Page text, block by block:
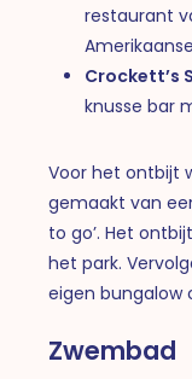
restaurant
Crockett’s
knusse bar
Voor het ontbijt
gemaakt van
to go’. Het
het park.
eigen bungalow
Zwembad